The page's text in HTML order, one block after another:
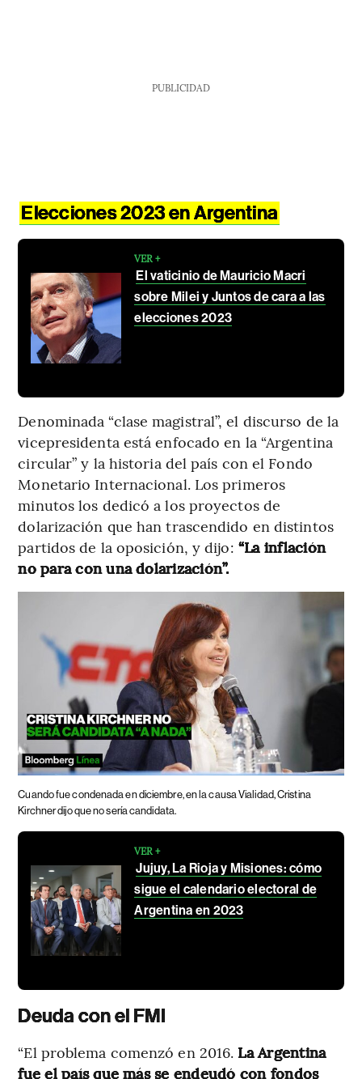
PUBLICIDAD
Elecciones 2023 en Argentina
VER +
El vaticinio de Mauricio Macri
sobre Milei y Juntos de cara a las
elecciones 2023
Denominada “clase magistral”, el discurso de la
vicepresidenta está enfocado en la “Argentina
circular” y la historia del país con el Fondo
Monetario Internacional. Los primeros
minutos los dedicó a los proyectos de
dolarización que han trascendido en distintos
partidos de la oposición, y dijo: “La inflación
no para con una dolarización”.
Cuando fue condenada en diciembre, en la causa Vialidad, Cristina
Kirchner dijo que no sería candidata.
VER +
Jujuy, La Rioja y Misiones: cómo
sigue el calendario electoral de
Argentina en 2023
Deuda con el FMI
“El problema comenzó en 2016. La Argentina
fue el país que más se endeudó con fondos